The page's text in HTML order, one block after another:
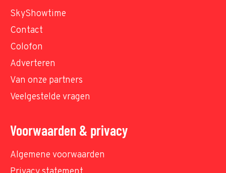
SkyShowtime
Contact
Colofon
Adverteren
Van onze partners
Veelgestelde vragen
Voorwaarden & privacy
Algemene voorwaarden